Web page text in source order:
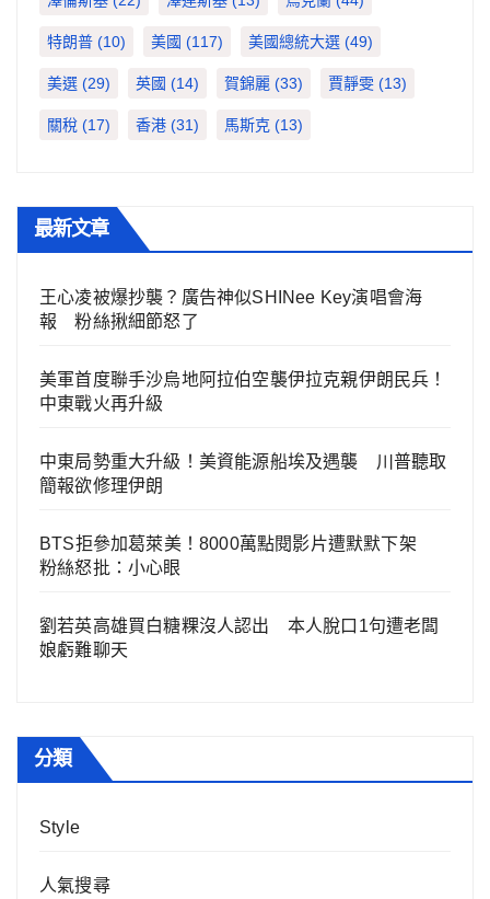
特朗普 (10) 美國 (117) 美國總統大選 (49)
美選 (29) 英國 (14) 賀錦麗 (33) 賈靜雯 (13)
關稅 (17) 香港 (31) 馬斯克 (13)
最新文章
王心凌被爆抄襲？廣告神似SHINee Key演唱會海
報 粉絲揪細節怒了
美軍首度聯手沙烏地阿拉伯空襲伊拉克親伊朗民兵！
中東戰火再升級
中東局勢重大升級！美資能源船埃及遇襲 川普聽取
簡報欲修理伊朗
BTS拒參加葛萊美！8000萬點閱影片遭默默下架
粉絲怒批：小心眼
劉若英高雄買白糖粿沒人認出 本人脫口1句遭老闆
娘虧難聊天
分類
Style
人氣搜尋